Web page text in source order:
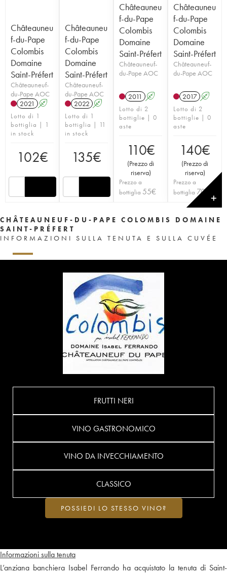
Châteauneu
f-du-Pape
Colombis
Domaine
Saint-Préfert
Châteauneuf-
du-Pape AOC
2021
A
Lotto di 1
bottiglia | 1
in stock
102€
Châteauneu
f-du-Pape
Colombis
Domaine
Saint-Préfert
Châteauneuf-
du-Pape AOC
2022 A
Lotto di 1
bottiglia | 11
in stock
135€
Châteauneu
f-du-Pape
Colombis
Domaine
Saint-Préfert
Châteauneuf-
du-Pape AOC
2011 A
Lotto di 2
bottiglie | 0
aste
110€
(Prezzo di
riserva)
Prezzo a
bottiglia 55€
Châteauneu
f-du-Pape
Colombis
Domaine
Saint-Préfert
Châteauneuf-
du-Pape AOC
2017 A
Lotto di 2
bottiglie | 0
aste
140€
(Prezzo di
riserva)
Prezzo a
bottiglia 70€
✕
CHÂTEAUNEUF-DU-PAPE COLOMBIS DOMAINE
SAINT-PRÉFERT
INFORMAZIONI SULLA TENUTA E SULLA CUVÉE
Informazioni sulla tenuta
L’anziana banchiera Isabel Ferrando ha acquistato la tenuta di Saint-
FRUTTI NERI
VINO GASTRONOMICO
VINO DA INVECCHIAMENTO
CLASSICO
POSSIEDI LO STESSO VINO?